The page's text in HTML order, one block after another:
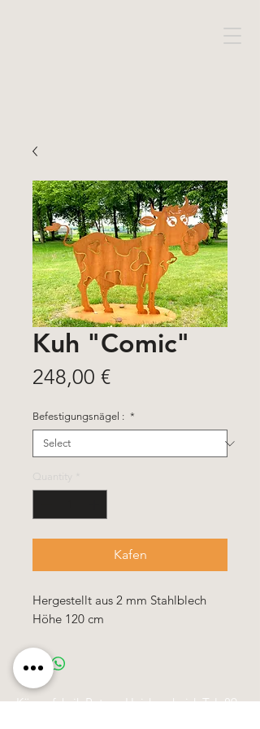
Kuh "Comic"
248,00 €Price
Befestigungsnägel : *
Quantity
Kafen
Hergestellt aus 2 mm Stahlblech
Höhe 120 cm
Käerzefabrik Peters, Heiderscheid, Tel.89